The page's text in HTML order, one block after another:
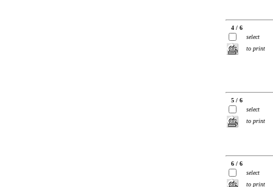
4 / 6
select
to print
5 / 6
select
to print
6 / 6
select
to print